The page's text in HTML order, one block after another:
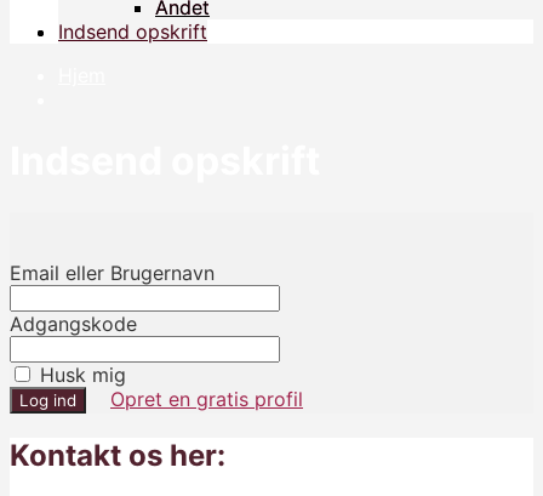
Andet
Indsend opskrift
Andet
Indsend opskrift
Email eller Brugernavn
Adgangskode
Husk mig
Opret en gratis profil
Kontakt os her: